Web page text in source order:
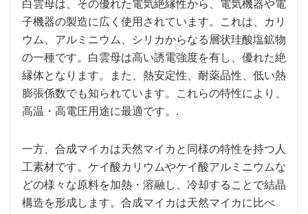
白雲母は、その優れた電気絶縁性から、電気機器や電
子機器の製造に広く使用されています。これは、カリ
ウム、アルミニウム、シリカからなる層状珪酸塩鉱物
の一種です。白雲母は高い誘電強度を有し、優れた絶
縁体となります。また、熱安定性、耐薬品性、低い熱
膨張係数でも知られています。これらの特性により、
高温・高電圧用途に最適です。.
一方、合成マイカは天然マイカと同様の特性を持つ人
工素材です。ケイ酸カリウムやケイ酸アルミニウムな
どの様々な原料を加熱・溶融し、冷却することで結晶
構造を形成します。合成マイカは天然マイカに比べ